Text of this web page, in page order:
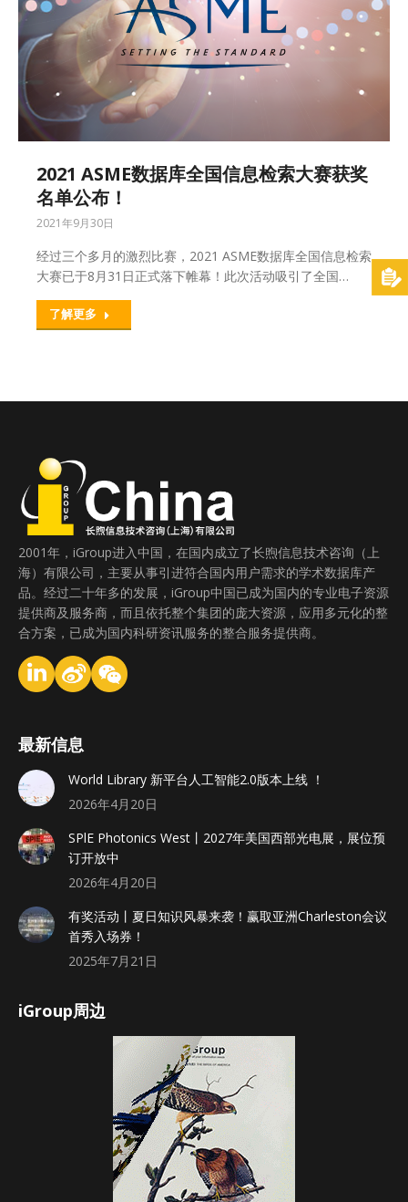
2021 ASME数据库全国信息检索大赛获奖
名单公布！
2021年9月30日
经过三个多月的激烈比赛，2021 ASME数据库全国信息检索
大赛已于8月31日正式落下帷幕！此次活动吸引了全国…
了解更多
2001年，iGroup进入中国，在国内成立了长煦信息技术咨询（上
海）有限公司，主要从事引进符合国内用户需求的学术数据库产
品。经过二十年多的发展，iGroup中国已成为国内的专业电子资源
提供商及服务商，而且依托整个集团的庞大资源，应用多元化的整
合方案，已成为国内科研资讯服务的整合服务提供商。
最新信息
World Library 新平台人工智能2.0版本上线 ！
2026年4月20日
SPlE Photonics West丨2027年美国西部光电展，展位预
订开放中
2026年4月20日
有奖活动丨夏日知识风暴来袭！赢取亚洲Charleston会议
首秀入场券！
2025年7月21日
iGroup周边